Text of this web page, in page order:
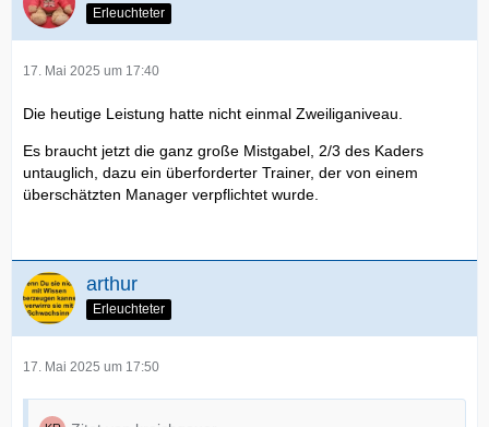
Erleuchteter
17. Mai 2025 um 17:40
Die heutige Leistung hatte nicht einmal Zweiliganiveau.
Es braucht jetzt die ganz große Mistgabel, 2/3 des Kaders
untauglich, dazu ein überforderter Trainer, der von einem
überschätzten Manager verpflichtet wurde.
arthur
Erleuchteter
17. Mai 2025 um 17:50